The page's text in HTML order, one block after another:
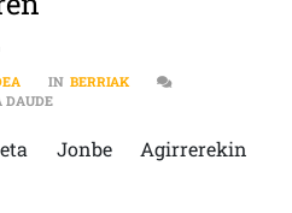
IN BERRIAK
DAUDELANGILE KLASEAREN
Jonbe Agirrerekin